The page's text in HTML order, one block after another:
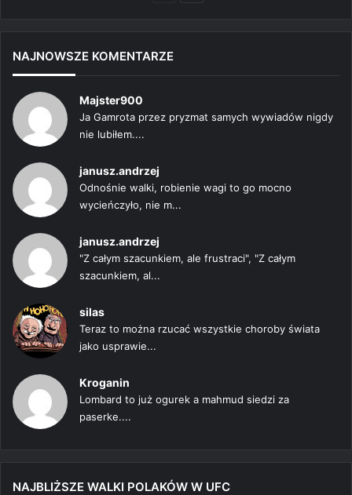
NAJNOWSZE KOMENTARZE
Majster900
Ja Gamrota przez pryzmat samych wywiadów nigdy
nie lubiłem....
janusz.andrzej
Odnośnie walki, robienie wagi to go mocno
wycieńczyło, nie m...
janusz.andrzej
"Z całym szacunkiem, ale frustraci", "Z całym
szacunkiem, al...
silas
Teraz to można rzucać wszystkie choroby świata
jako usprawie...
Kroganin
Lombard to już ogurek a mahmud siedzi za
paserke....
NAJBLIŻSZE WALKI POLAKÓW W UFC